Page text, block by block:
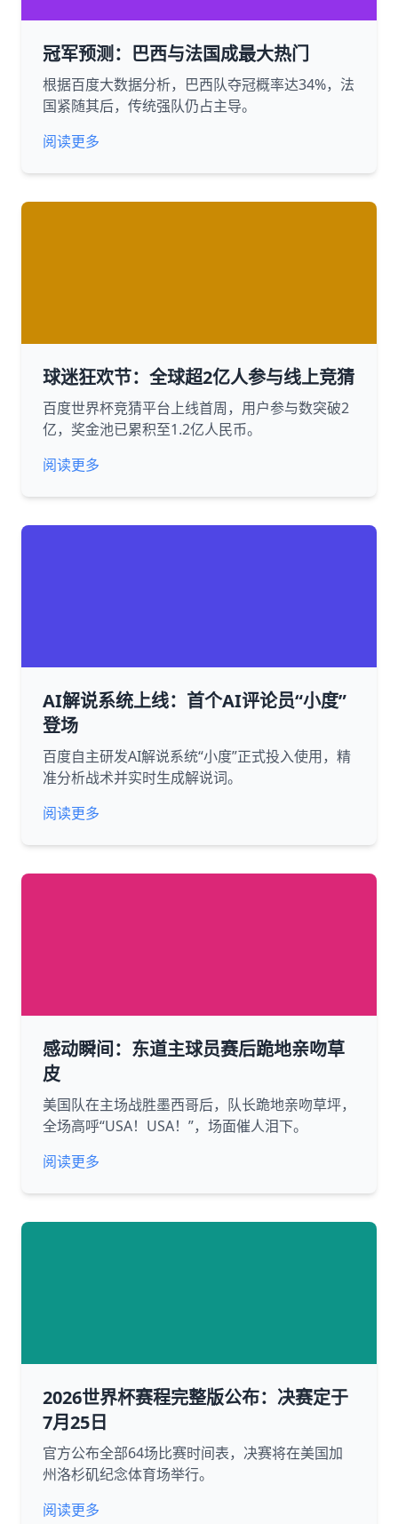
冠军预测：巴西与法国成最大热门
根据百度大数据分析，巴西队夺冠概率达34%，法
国紧随其后，传统强队仍占主导。
阅读更多
球迷狂欢节：全球超2亿人参与线上竞猜
百度世界杯竞猜平台上线首周，用户参与数突破2
亿，奖金池已累积至1.2亿人民币。
阅读更多
AI解说系统上线：首个AI评论员“小度”
登场
百度自主研发AI解说系统“小度”正式投入使用，精
准分析战术并实时生成解说词。
阅读更多
感动瞬间：东道主球员赛后跪地亲吻草
皮
美国队在主场战胜墨西哥后，队长跪地亲吻草坪，
全场高呼“USA！USA！”，场面催人泪下。
阅读更多
2026世界杯赛程完整版公布：决赛定于
7月25日
官方公布全部64场比赛时间表，决赛将在美国加
州洛杉矶纪念体育场举行。
阅读更多